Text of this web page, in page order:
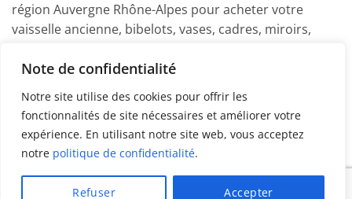
Note de confidentialité
Notre site utilise des cookies pour offrir les
fonctionnalités de site nécessaires et améliorer votre
expérience. En utilisant notre site web, vous acceptez
notre politique de confidentialité.
Refuser Accepter
région Auvergne Rhône-Alpes pour acheter votre
vaisselle ancienne, bibelots, vases, cadres, miroirs,
Marine
PayPal
AmericanMasterCard
Visa